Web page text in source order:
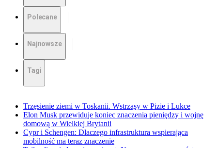
Polecane
Najnowsze
Tagi
Trzęsienie ziemi w Toskanii. Wstrząsy w Pizie i Lukce
Elon Musk przewiduje koniec znaczenia pieniędzy i wojnę
domową w Wielkiej Brytanii
Cypr i Schengen: Dlaczego infrastruktura wspierająca
mobilność ma teraz znaczenie